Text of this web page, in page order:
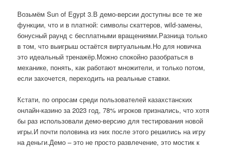
Возьмём Sun of Egypt 3.В демо-версии доступны все те же
функции, что и в платной: символы скаттеров, wild-замены,
бонусный раунд с бесплатными вращениями.Разница только
в том, что выигрыш остаётся виртуальным.Но для новичка
это идеальный тренажёр.Можно спокойно разобраться в
механике, понять, как работают множители, и только потом,
если захочется, переходить на реальные ставки.
Кстати, по опросам среди пользователей казахстанских
онлайн-казино за 2023 год, 78% игроков признались, что хотя
бы раз использовали демо-версию для тестирования новой
игры.И почти половина из них после этого решились на игру
на деньги.Демо – это не просто развлечение, это мостик к